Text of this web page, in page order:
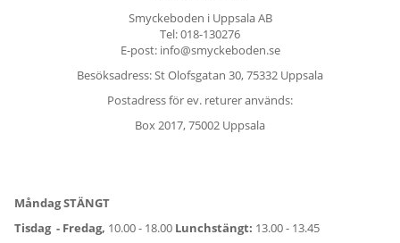
Smyckeboden i Uppsala AB
Tel:018-130276
E-post: info@smyckeboden.se
Besöksadress: St Olofsgatan 30, 75332 Uppsala
Postadress för ev. returer används:
Box 2017, 75002 Uppsala
Måndag STÄNGT
Tisdag - Fredag, 10.00 - 18.00 Lunchstängt: 13.00 - 13.45